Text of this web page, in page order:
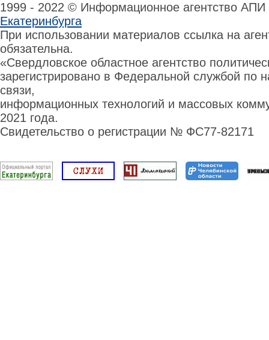
1999 - 2022 © Информационное агентство
Екатеринбурга
При использовании материалов ссылка на
обязательна.
«Свердловское областное агентство
зарегистрировано в Федеральной службой по
связи,
информационных технологий и массовых
2021 года.
Свидетельство о регистрации № ФС77-82171